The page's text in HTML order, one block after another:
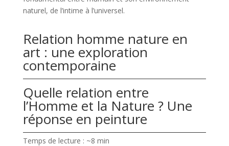
naturel, de l’intime à l’universel.
Relation homme nature en
art : une exploration
contemporaine
Quelle relation entre
l’Homme et la Nature ? Une
réponse en peinture
Temps de lecture : ~8 min